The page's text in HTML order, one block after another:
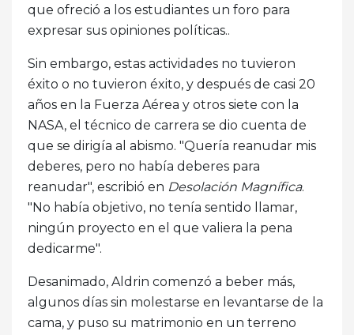
que ofreció a los estudiantes un foro para
expresar sus opiniones políticas..
Sin embargo, estas actividades no tuvieron
éxito o no tuvieron éxito, y después de casi 20
años en la Fuerza Aérea y otros siete con la
NASA, el técnico de carrera se dio cuenta de
que se dirigía al abismo. "Quería reanudar mis
deberes, pero no había deberes para
reanudar", escribió en Desolación Magnífica.
"No había objetivo, no tenía sentido llamar,
ningún proyecto en el que valiera la pena
dedicarme".
Desanimado, Aldrin comenzó a beber más,
algunos días sin molestarse en levantarse de la
cama, y ​​puso su matrimonio en un terreno